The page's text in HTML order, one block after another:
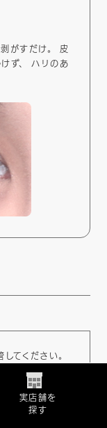
実店舗を
探す
がすだけ。 皮
ず、 ハリのあ
てください。